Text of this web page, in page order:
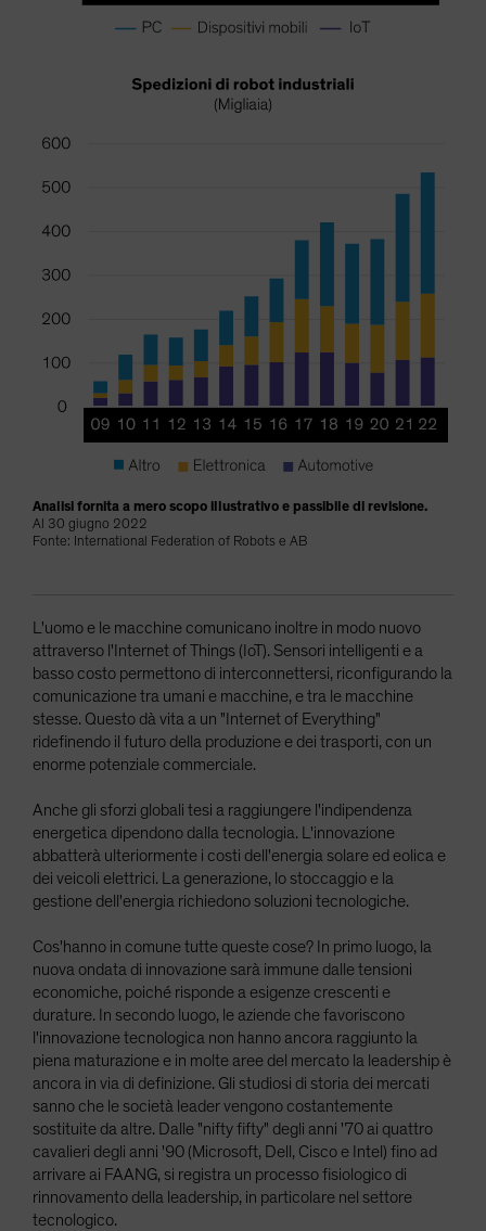
Analisi fornita a mero scopo illustrativo e passibile di revisione.
Al 30 giugno 2022
Fonte: International Federation of Robots e AB
L'uomo e le macchine comunicano inoltre in modo nuovo
attraverso l'Internet of Things (IoT). Sensori intelligenti e a
basso costo permettono di interconnettersi, riconfigurando la
comunicazione tra umani e macchine, e tra le macchine
stesse. Questo dà vita a un "Internet of Everything"
ridefinendo il futuro della produzione e dei trasporti, con un
enorme potenziale commerciale.
Anche gli sforzi globali tesi a raggiungere l'indipendenza
energetica dipendono dalla tecnologia. L'innovazione
abbatterà ulteriormente i costi dell'energia solare ed eolica e
dei veicoli elettrici. La generazione, lo stoccaggio e la
gestione dell'energia richiedono soluzioni tecnologiche.
Cos'hanno in comune tutte queste cose? In primo luogo, la
nuova ondata di innovazione sarà immune dalle tensioni
economiche, poiché risponde a esigenze crescenti e
durature. In secondo luogo, le aziende che favoriscono
l'innovazione tecnologica non hanno ancora raggiunto la
piena maturazione e in molte aree del mercato la leadership è
ancora in via di definizione. Gli studiosi di storia dei mercati
sanno che le società leader vengono costantemente
sostituite da altre. Dalle "nifty fifty" degli anni '70 ai quattro
cavalieri degli anni '90 (Microsoft, Dell, Cisco e Intel) fino ad
arrivare ai FAANG, si registra un processo fisiologico di
rinnovamento della leadership, in particolare nel settore
tecnologico.